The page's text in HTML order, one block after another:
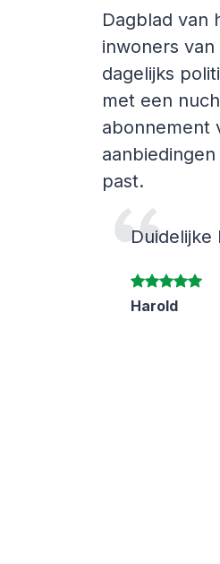
Dagblad van
inwoners
dagelijks
met een
abonnement
past.
Duidelijke
Harold